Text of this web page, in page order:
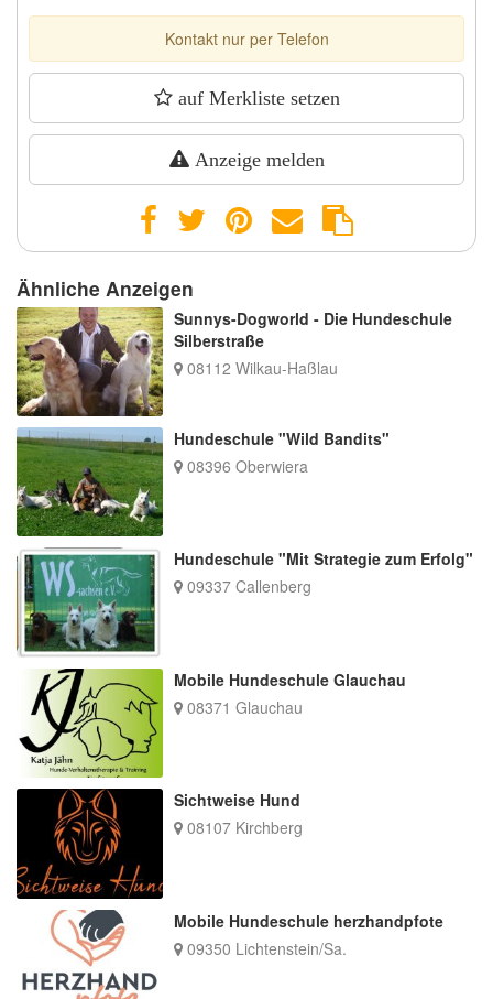
Kontakt nur per Telefon
auf Merkliste setzen
Anzeige melden
Ähnliche Anzeigen
Sunnys-Dogworld - Die Hundeschule
Silberstraße
08112 Wilkau-Haßlau
Hundeschule "Wild Bandits"
08396 Oberwiera
Hundeschule "Mit Strategie zum Erfolg"
09337 Callenberg
Mobile Hundeschule Glauchau
08371 Glauchau
Sichtweise Hund
08107 Kirchberg
Mobile Hundeschule herzhandpfote
09350 Lichtenstein/Sa.